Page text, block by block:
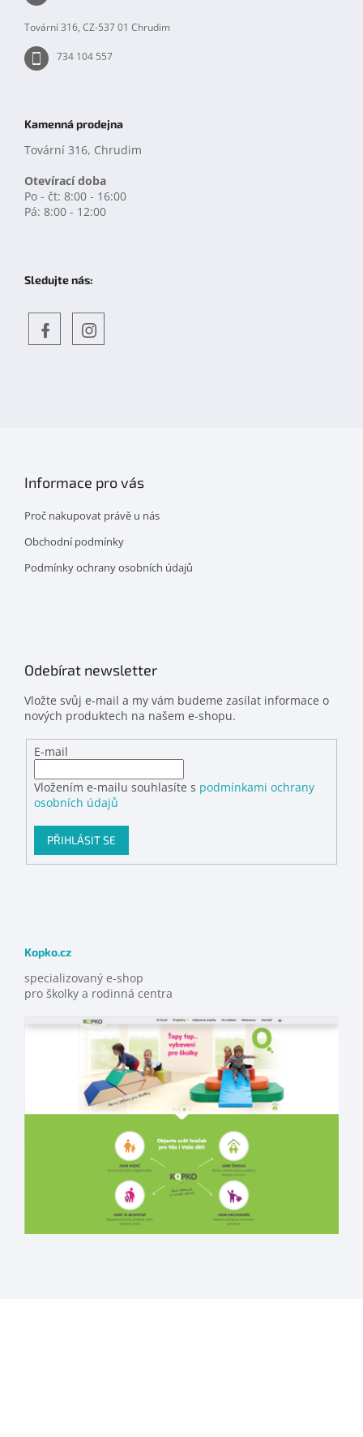
Tovární 316, CZ-537 01 Chrudim
734 104 557
Kamenná prodejna
Tovární 316, Chrudim
Otevírací doba
Po - čt: 8:00 - 16:00
Pá: 8:00 - 12:00
Sledujte nás:
Informace pro vás
Proč nakupovat právě u nás
Obchodní podmínky
Podmínky ochrany osobních údajů
Odebírat newsletter
Vložte svůj e-mail a my vám budeme zasílat informace o
nových produktech na našem e-shopu.
E-mail
Vložením e-mailu souhlasíte s podmínkami ochrany
osobních údajů
PŘIHLÁSIT SE
Kopko.cz
specializovaný e-shop
pro školky a rodinná centra